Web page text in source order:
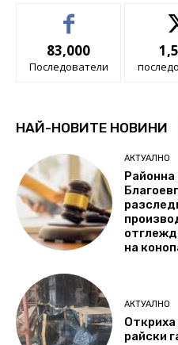
83,000
Последователи
НАЙ-НОВИТЕ НОВИНИ
АКТУАЛНО
Районна
на
АКТУАЛНО
Откриха
райски